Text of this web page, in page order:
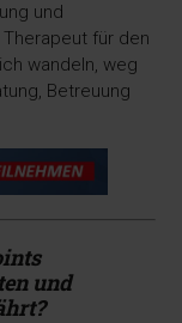
und
für den
wandeln, weg
Betreuung
und